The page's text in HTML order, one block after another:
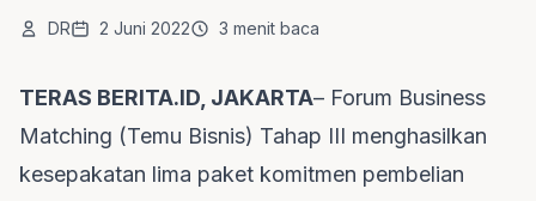
DR 2 Juni 2022 3 menit baca
TERAS BERITA.ID, JAKARTA– Forum Business
Matching (Temu Bisnis) Tahap III menghasilkan
kesepakatan lima paket komitmen pembelian